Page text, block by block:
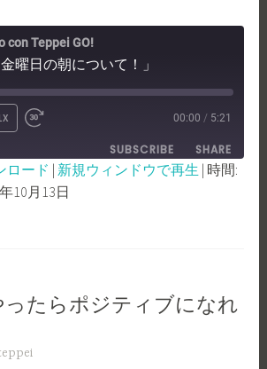
con Teppei GO!
曜日の朝について！」
FAST
FORWARD
30
00:00 / 5:21
SUBSCRIBE SHARE
ロード | 新規ウィンドウで再生 | 時間:
10月13日
ったらポジティブになれ